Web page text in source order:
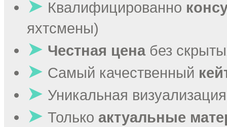
➤ Квалифицированно
яхтсмены)
➤ Честная ценабез
➤ Самый качественный
➤ Уникальная
➤ Только актуальные